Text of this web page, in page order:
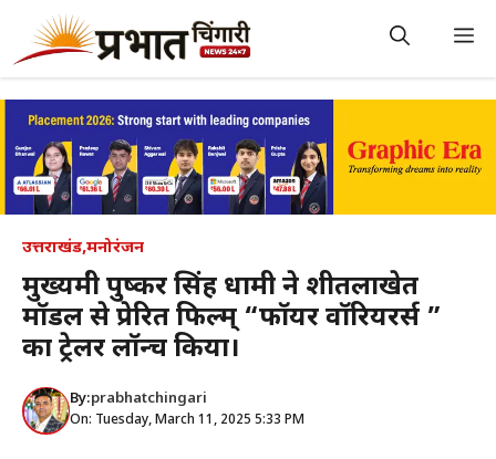
content
उत्तराखंड,मनोरंजन
मुख्यमंत्री पुष्कर सिंह धामी ने शीतलाखेत
मॉडल से प्रेरित फिल्म् “फॉयर वॉरियरर्स ”
का ट्रेलर लॉन्च किया।
By:prabhatchingari
On: Tuesday, March 11, 2025 5:33 PM